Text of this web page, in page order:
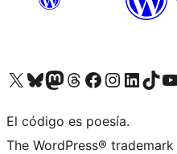
Visit our X (formerly Twitter) account
Visit our Bluesky account
Visita nuestra cuenta de Twitter
Visit our Threads account
Visita nuestra página de Facebook
Visite nuestra cuenta de
Visit our LinkedIn
Visit ourVisit
El código es poesía.
The WordPress®